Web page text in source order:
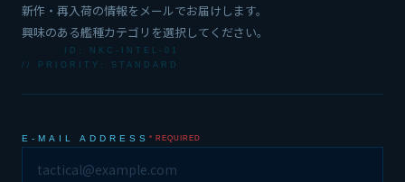
新作・再入荷の情報をメールでお届けします。
興味のある艦種カテゴリを選択してください。
ID: NKC-INTEL-01
// PRIORITY: STANDARD
E-MAIL ADDRESS * REQUIRED